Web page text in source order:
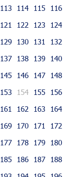
113 114 115 116
121 122 123 124
129 130 131 132
137 138 139 140
145 146 147 148
153 154 155 156
161 162 163 164
169 170 171 172
177 178 179 180
185 186 187 188